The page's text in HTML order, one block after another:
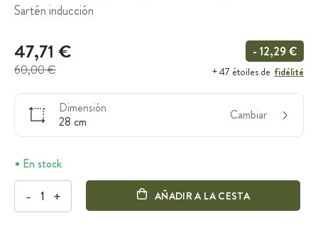
Sartén inducción
47,71 €
60,00 €
- 12,29 €
+ 47 étoiles de fidélité
Dimensión
28 cm
Cambiar
En stock
- + AÑADIR A LA CESTA